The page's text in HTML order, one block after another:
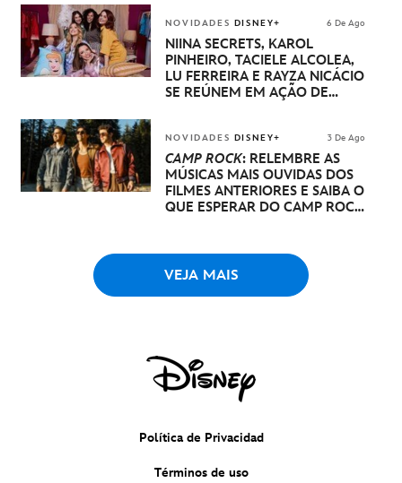
NOVIDADES DISNEY+ 6 De Ago
NIINA SECRETS, KAROL
PINHEIRO, TACIELE ALCOLEA,
LU FERREIRA E RAYZA NICÁCIO
SE REÚNEM EM AÇÃO DE
NOVIDADES DISNEY+ 3 De Ago
CAMP ROCK: RELEMBRE AS
MÚSICAS MAIS OUVIDAS DOS
FILMES ANTERIORES E SAIBA O
QUE ESPERAR DO CAMP ROCK
VEJA MAIS
Política de Privacidad
Términos de uso